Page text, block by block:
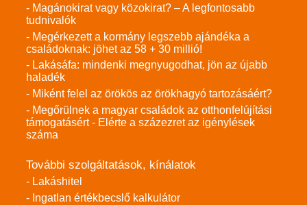
- Magánokirat vagy közokirat? – A legfontosabb
tudnivalók
- Megérkezett a kormány legszebb ajándéka a
családoknak: jöhet az 58 + 30 millió!
- Lakásáfa: mindenki megnyugodhat, jön az újabb
haladék
- Miként felel az örökös az örökhagyó tartozásáért?
- Megőrülnek a magyar családok az otthonfelújítási
támogatásért - Elérte a százezret az igénylések
száma
További szolgáltatások, kínálatok
- Lakáshitel
- Ingatlan értékbecslő kalkulátor